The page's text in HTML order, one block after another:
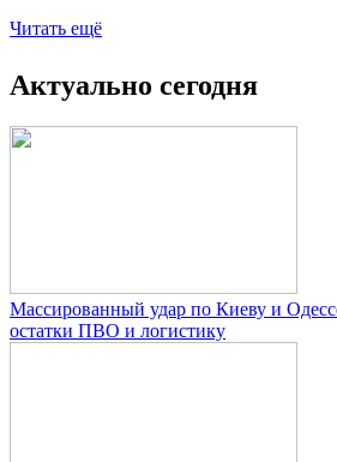
Читать ещё
Актуально сегодня
Массированный удар по Киеву и
остатки ПВО и логистику